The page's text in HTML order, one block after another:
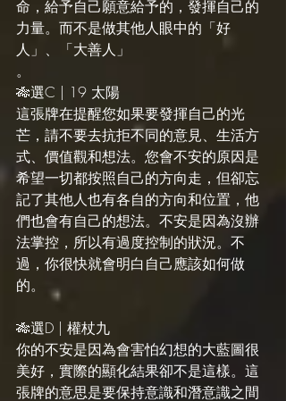
命，給予自己願意給予的，發揮自己的
力量。而不是做其他人眼中的「好
人」、「大善人」
。
🎋選C | 19 太陽
這張牌在提醒您如果要發揮自己的光
芒，請不要去抗拒不同的意見、生活方
式、價值觀和想法。您會不安的原因是
希望一切都按照自己的方向走，但卻忘
記了其他人也有各自的方向和位置，他
們也會有自己的想法。不安是因為沒辦
法掌控，所以有過度控制的狀況。不
過，你很快就會明白自己應該如何做
的。
🎋選D | 權杖九
你的不安是因為會害怕幻想的大藍圖很
美好，實際的顯化結果卻不是這樣。這
張牌的意思是要保持意識和潛意識之間